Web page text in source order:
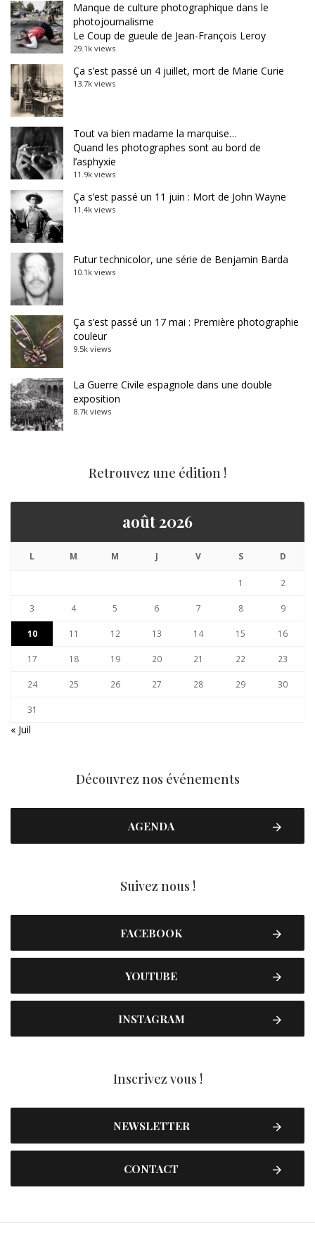
Manque de culture photographique dans le
photojournalisme
Le Coup de gueule de Jean-François Leroy
29.1k views
Ça s’est passé un 4 juillet, mort de Marie Curie
13.7k views
Tout va bien madame la marquise…
Quand les photographes sont au bord de
l’asphyxie
11.9k views
Ça s’est passé un 11 juin : Mort de John Wayne
11.4k views
Futur technicolor, une série de Benjamin Barda
10.1k views
Ça s’est passé un 17 mai : Première photographie
couleur
9.5k views
La Guerre Civile espagnole dans une double
exposition
8.7k views
Retrouvez une édition !
août 2026
L M M J V S D
1 2
3 4 5 6 7 8 9
10 11 12 13 14 15 16
17 18 19 20 21 22 23
24 25 26 27 28 29 30
31
« Juil
Découvrez nos événements
AGENDA
Suivez nous !
FACEBOOK
YOUTUBE
INSTAGRAM
Inscrivez vous !
NEWSLETTER
CONTACT